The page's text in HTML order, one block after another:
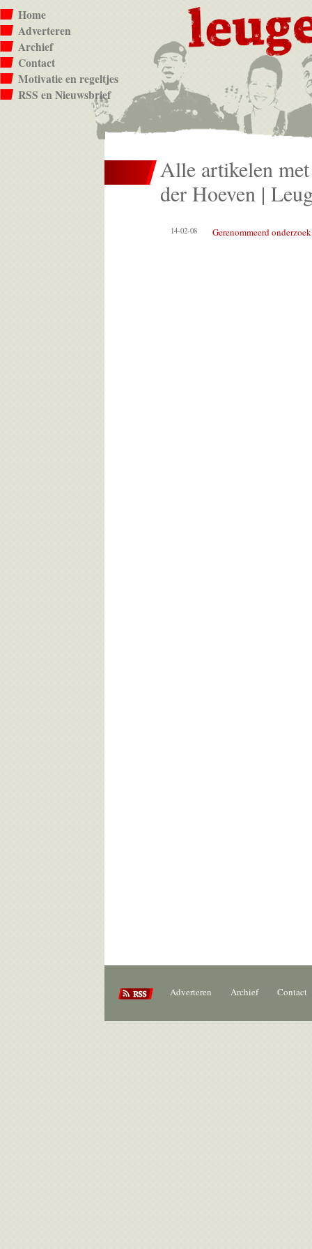
Home
Adverteren
Archief
Contact
Motivatie en regeltjes
RSS en Nieuwsbrief
Alle artikelen
der Hoeven |
14-02-08 Gerenommeerd onderzoek
Adverteren Archief Contact